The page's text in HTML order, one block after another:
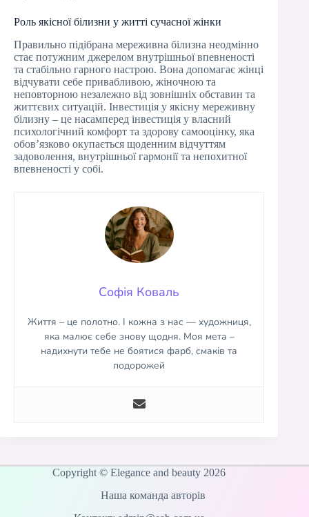
Роль якісної білизни у житті сучасної жінки
Правильно підібрана мереживна білизна неодмінно
стає потужним джерелом внутрішньої впевненості
та стабільно гарного настрою. Вона допомагає жінці
відчувати себе привабливою, жіночною та
неповторною незалежно від зовнішніх обставин та
життєвих ситуацій. Інвестиція у якісну мереживну
білизну – це насамперед інвестиція у власний
психологічний комфорт та здорову самооцінку, яка
обов’язково окупається щоденним відчуттям
задоволення, внутрішньої гармонії та непохитної
впевненості у собі.
Софія Коваль
Життя – це полотно. І кожна з нас — художниця,
яка малює себе знову щодня. Моя мета –
надихнути тебе не боятися фарб, смаків та
подорожей
Copyright © Elegance and beauty 2026
Наша команда авторів